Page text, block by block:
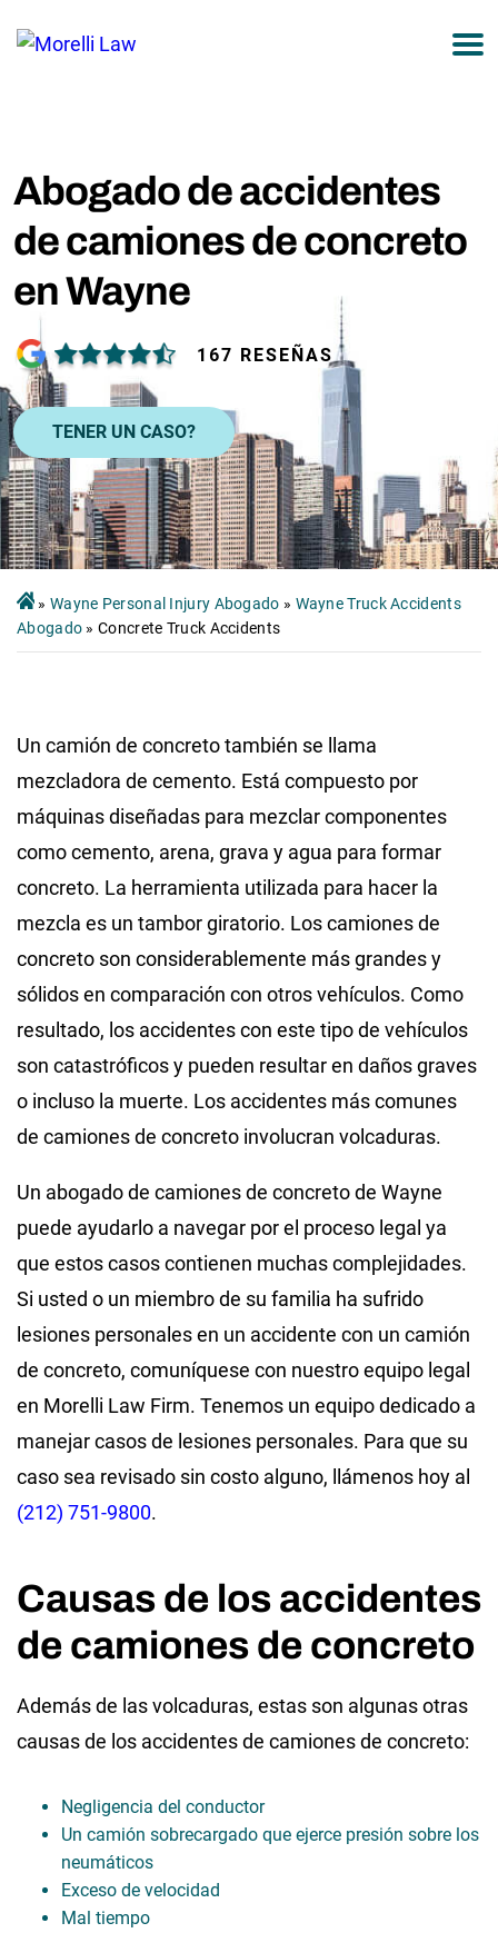
Abogado de accidentes
de camiones de concreto
en Wayne
167 RESEÑAS
TENER UN CASO?
» Wayne Personal Injury Abogado » Wayne Truck Accidents
Abogado »Concrete Truck Accidents
Un camión de concreto también se llama
mezcladora de cemento. Está compuesto por
máquinas diseñadas para mezclar componentes
como cemento, arena, grava y agua para formar
concreto. La herramienta utilizada para hacer la
mezcla es un tambor giratorio. Los camiones de
concreto son considerablemente más grandes y
sólidos en comparación con otros vehículos. Como
resultado, los accidentes con este tipo de vehículos
son catastróficos y pueden resultar en daños graves
o incluso la muerte. Los accidentes más comunes
de camiones de concreto involucran volcaduras.
Un abogado de camiones de concreto de Wayne
puede ayudarlo a navegar por el proceso legal ya
que estos casos contienen muchas complejidades.
Si usted o un miembro de su familia ha sufrido
lesiones personales en un accidente con un camión
de concreto, comuníquese con nuestro equipo legal
en Morelli Law Firm. Tenemos un equipo dedicado a
manejar casos de lesiones personales. Para que su
caso sea revisado sin costo alguno, llámenos hoy al
(212) 751-9800.
Causas de los accidentes
de camiones de concreto
Además de las volcaduras, estas son algunas otras
causas de los accidentes de camiones de concreto:
Negligencia del conductor
Un camión sobrecargado que ejerce presión sobre los
neumáticos
Exceso de velocidad
Mal tiempo